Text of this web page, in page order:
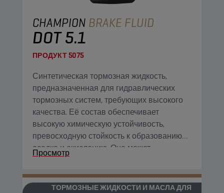
CHAMPION BRAKE FLUID
DOT 5.1
ПРОДУКТ5075
Синтетическая тормозная жидкость,
предназначенная для гидравлических
тормозных систем, требующих высокого
качества. Её состав обеспечивает
высокую химическую устойчивость,
превосходную стойкость к образованию
осадка и окислению. Она может
использоваться со всеми материалами,
которые применяются в тормозных
системах.
Просмотр
ТОРМОЗНЫЕ ЖИДКОСТИ И МАСЛА ДЛЯ